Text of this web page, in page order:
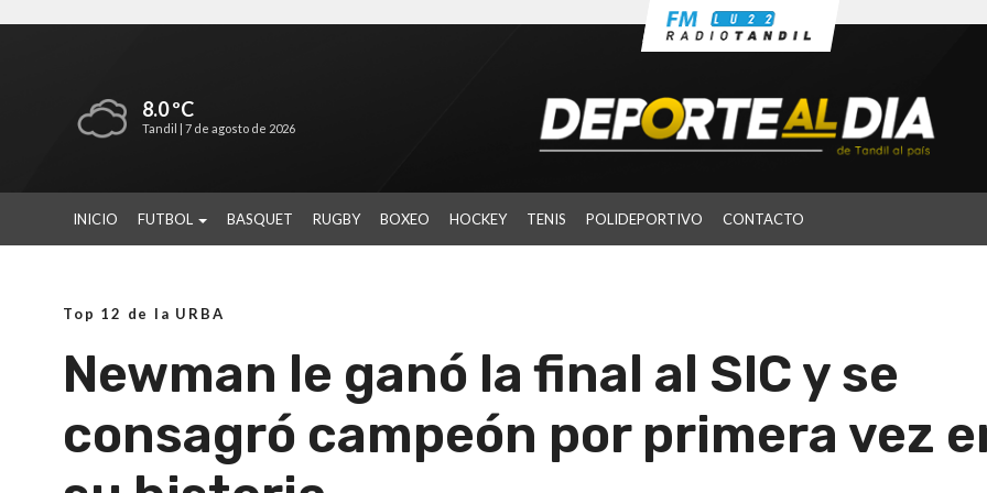
8.0 ºC
Tandil | 7 de agosto de 2026
INICIO FUTBOL BASQUET RUGBY BOXEO HOCKEY TENIS POLIDEPORTIVO CONTACTO
Top 12 de la URBA
Newman le ganó la final al SIC y se
consagró campeón por primera vez